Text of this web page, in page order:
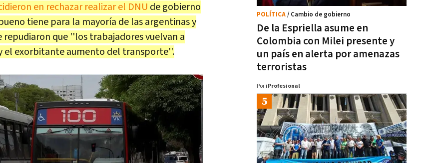
en rechazar realizar el DNU de gobierno
tiene para la mayoría de las argentinas y
que ''los trabajadores vuelvan a
el exorbitante aumento del transporte''.
De la Espriella asume en
Colombia con Milei presente y
un país en alerta por amenazas
terroristas
POLÍTICA/ Cambio de gobierno
Por iProfesional